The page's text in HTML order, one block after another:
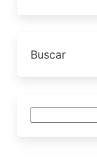
Buscar